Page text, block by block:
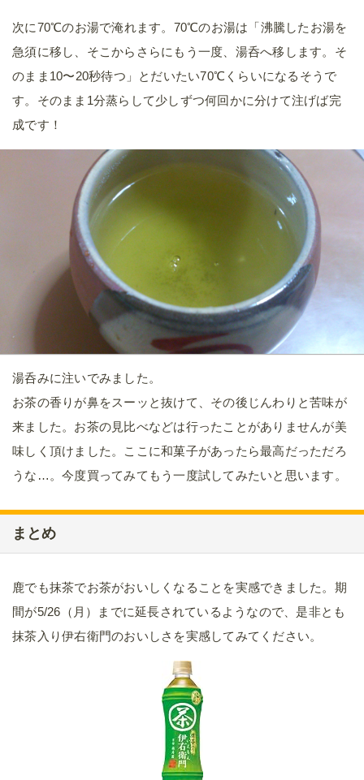
次に70℃のお湯で淹れます。70℃のお湯は「沸騰したお湯を
急須に移し、そこからさらにもう一度、湯呑へ移します。そ
のまま10〜20秒待つ」とだいたい70℃くらいになるそうで
す。そのまま1分蒸らして少しずつ何回かに分けて注げば完
成です！
湯呑みに注いでみました。
お茶の香りが鼻をスーッと抜けて、その後じんわりと苦味が
来ました。お茶の見比べなどは行ったことがありませんが美
味しく頂けました。ここに和菓子があったら最高だっただろ
うな…。今度買ってみてもう一度試してみたいと思います。
まとめ
鹿でも抹茶でお茶がおいしくなることを実感できました。期
間が5/26（月）までに延長されているようなので、是非とも
抹茶入り伊右衛門のおいしさを実感してみてください。